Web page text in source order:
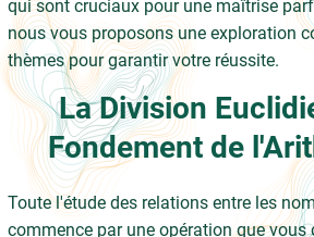
qui sont cruciaux pour une maîtrise
nous vous proposons une exploration
thèmes pour garantir votre réussite.
La Division
Fondement de
Toute l'étude des relations entre les
commence par une opération que vous